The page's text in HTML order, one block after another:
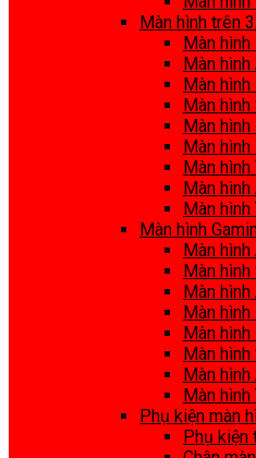
Màn hình trên
Màn
Màn hình
Màn hình
Màn hình
Màn hình
Màn
Màn
Màn hình
Màn
Màn hình
Màn hình
Màn
Màn
Màn hình
Màn
Màn
Màn hình
Màn
Phụ kiện màn
Phụ kiện